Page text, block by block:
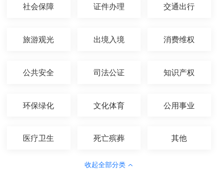
社会保障 证件办理 交通出行
旅游观光 出境入境 消费维权
公共安全 司法公证 知识产权
环保绿化 文化体育 公用事业
医疗卫生 死亡殡葬 其他
收起全部分类